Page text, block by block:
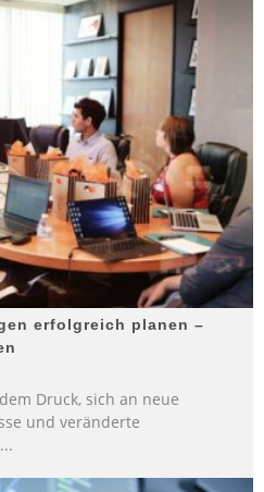
erfolgreich planen –
Druck, sich an neue
und veränderte
...